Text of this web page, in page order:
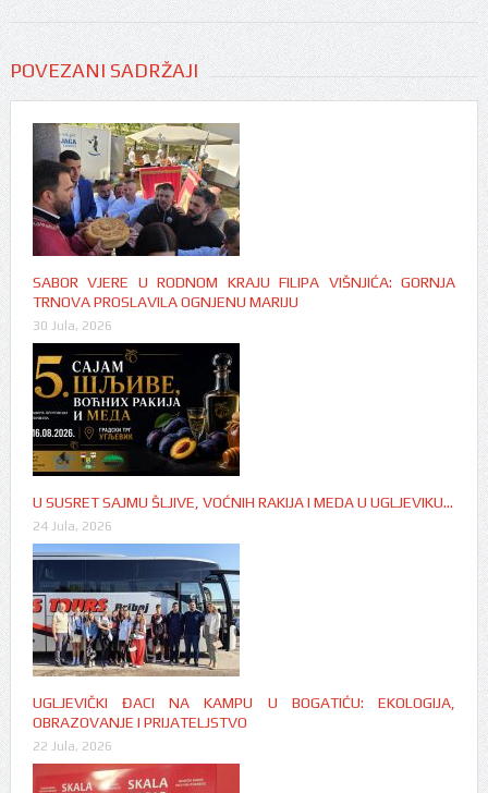
POVEZANI SADRŽAJI
SABOR VJERE U RODNOM KRAJU FILIPA VIŠNJIĆA: GORNJA
TRNOVA PROSLAVILA OGNJENU MARIJU
30 Jula, 2026
U SUSRET SAJMU ŠLJIVE, VOĆNIH RAKIJA I MEDA U UGLJEVIKU…
24 Jula, 2026
UGLJEVIČKI ĐACI NA KAMPU U BOGATIĆU: EKOLOGIJA,
OBRAZOVANJE I PRIJATELJSTVO
22 Jula, 2026